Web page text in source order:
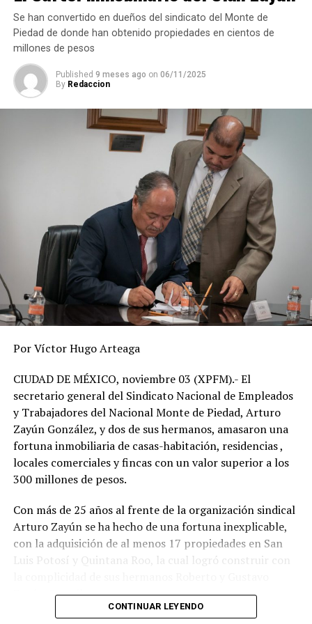
Exigen indagar venta de niñas en Guerrero por
‘costumbres’
ANTES
Senado pide mejor campaña contra obesidad
Se han convertido en dueños del sindicato del Monte de
Piedad de donde han obtenido propiedades en cientos de
millones de pesos
Published 9 meses ago on 06/11/2025
By Redaccion
Por Víctor Hugo Arteaga
CIUDAD DE MÉXICO, noviembre 03 (XPFM).- El
secretario general del Sindicato Nacional de Empleados
y Trabajadores del Nacional Monte de Piedad, Arturo
Zayún González, y dos de sus hermanos, amasaron una
fortuna inmobiliaria de casas-habitación, residencias ,
locales comerciales y fincas con un valor superior a los
300 millones de pesos.
Con más de 25 años al frente de la organización sindical
Arturo Zayún se ha hecho de una fortuna inexplicable,
con la adquisición de al menos 17 propiedades en San
Luis Potosí y Quintana Roo, la cual logró construir con
Zayún González.
CONTINUAR LEYENDO